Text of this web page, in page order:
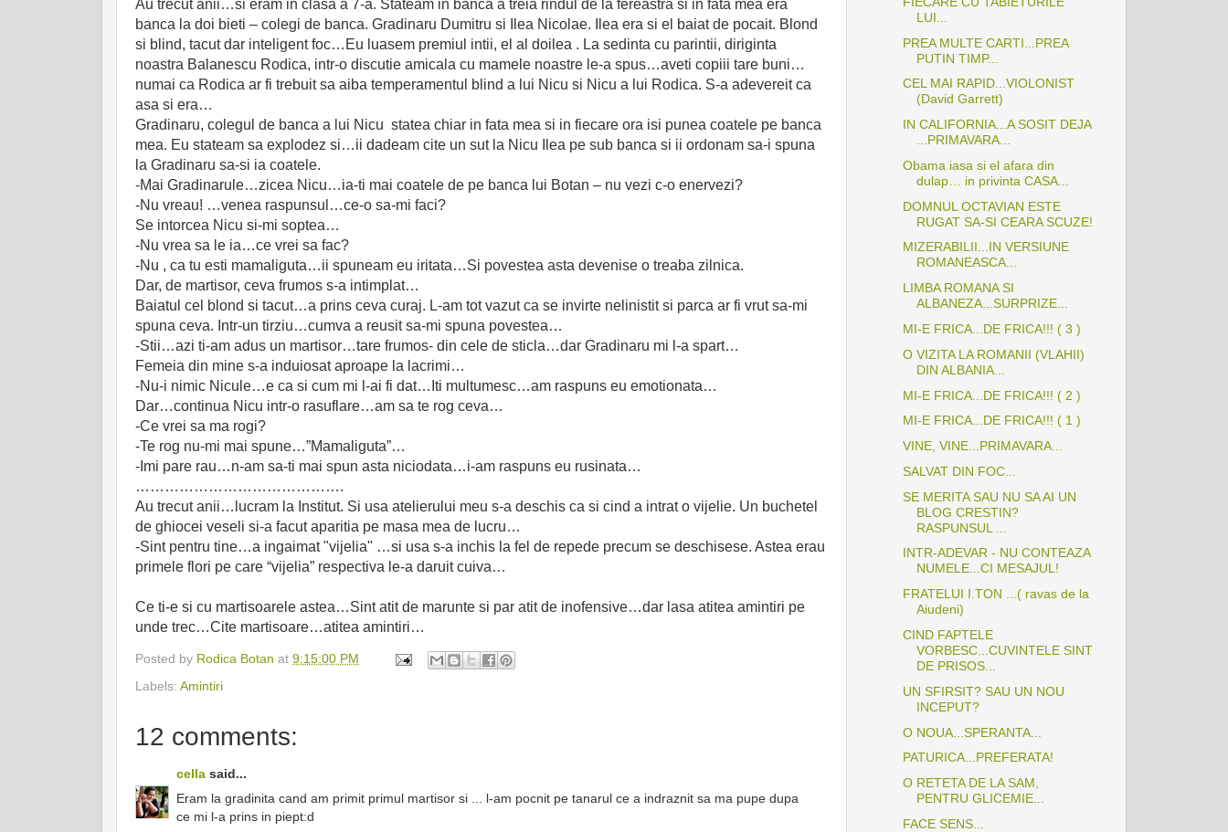
Au trecut anii…si eram in clasa a 7-a. Stateam in banca a treia rindul de la fereastra si in fata mea era
banca la doi bieti – colegi de banca. Gradinaru Dumitru si Ilea Nicolae. Ilea era si el baiat de pocait. Blond
si blind, tacut dar inteligent foc…Eu luasem premiul intii, el al doilea . La sedinta cu parintii, diriginta
noastra Balanescu Rodica, intr-o discutie amicala cu mamele noastre le-a spus…aveti copiii tare buni…
numai ca Rodica ar fi trebuit sa aiba temperamentul blind a lui Nicu si Nicu a lui Rodica. S-a adevereit ca
asa si era…
Gradinaru, colegul de banca a lui Nicu statea chiar in fata mea si in fiecare ora isi punea coatele pe banca
mea. Eu stateam sa explodez si…ii dadeam cite un sut la Nicu Ilea pe sub banca si ii ordonam sa-i spuna
la Gradinaru sa-si ia coatele.
-Mai Gradinarule…zicea Nicu…ia-ti mai coatele de pe banca lui Botan – nu vezi c-o enervezi?
-Nu vreau! …venea raspunsul…ce-o sa-mi faci?
Se intorcea Nicu si-mi soptea…
-Nu vrea sa le ia…ce vrei sa fac?
-Nu , ca tu esti mamaliguta…ii spuneam eu iritata…Si povestea asta devenise o treaba zilnica.
Dar, de martisor, ceva frumos s-a intimplat…
Baiatul cel blond si tacut…a prins ceva curaj. L-am tot vazut ca se invirte nelinistit si parca ar fi vrut sa-mi
spuna ceva. Intr-un tirziu…cumva a reusit sa-mi spuna povestea…
-Stii…azi ti-am adus un martisor…tare frumos- din cele de sticla…dar Gradinaru mi l-a spart…
Femeia din mine s-a induiosat aproape la lacrimi…
-Nu-i nimic Nicule…e ca si cum mi l-ai fi dat…Iti multumesc…am raspuns eu emotionata…
Dar…continua Nicu intr-o rasuflare…am sa te rog ceva…
-Ce vrei sa ma rogi?
-Te rog nu-mi mai spune…”Mamaliguta”…
-Imi pare rau…n-am sa-ti mai spun asta niciodata…i-am raspuns eu rusinata…
…………………………………….
Au trecut anii…lucram la Institut. Si usa atelierului meu s-a deschis ca si cind a intrat o vijelie. Un buchetel
de ghiocei veseli si-a facut aparitia pe masa mea de lucru…
-Sint pentru tine…a ingaimat "vijelia" …si usa s-a inchis la fel de repede precum se deschisese. Astea erau
primele flori pe care “vijelia” respectiva le-a daruit cuiva…
Ce ti-e si cu martisoarele astea…Sint atit de marunte si par atit de inofensive…dar lasa atitea amintiri pe
unde trec…Cite martisoare…atitea amintiri…
Posted by Rodica Botan at 9:15:00 PM
Labels: Amintiri
12 comments:
cella said...
Eram la gradinita cand am primit primul martisor si ... l-am pocnit pe tanarul ce a indraznit sa ma pupe dupa
ce mi l-a prins in piept:d
LUI...
PREA MULTE CARTI...PREA
PUTIN TIMP...
CEL MAI RAPID...VIOLONIST
(David Garrett)
IN CALIFORNIA...A SOSIT DEJA
...PRIMAVARA...
Obama iasa si el afara din
dulap… in privinta CASA...
DOMNUL OCTAVIAN ESTE
RUGAT SA-SI CEARA SCUZE!
MIZERABILII...IN VERSIUNE
ROMANEASCA...
LIMBA ROMANA SI
ALBANEZA...SURPRIZE...
MI-E FRICA...DE FRICA!!! ( 3 )
O VIZITA LA ROMANII (VLAHII)
DIN ALBANIA...
MI-E FRICA...DE FRICA!!! ( 2 )
MI-E FRICA...DE FRICA!!! ( 1 )
VINE, VINE...PRIMAVARA...
SALVAT DIN FOC...
SE MERITA SAU NU SA AI UN
BLOG CRESTIN?
RASPUNSUL ...
INTR-ADEVAR - NU CONTEAZA
NUMELE...CI MESAJUL!
FRATELUI I.TON ...( ravas de la
Aiudeni)
CIND FAPTELE
VORBESC...CUVINTELE SINT
DE PRISOS...
UN SFIRSIT? SAU UN NOU
INCEPUT?
O NOUA...SPERANTA...
PATURICA...PREFERATA!
O RETETA DE LA SAM,
PENTRU GLICEMIE...
FACE SENS...